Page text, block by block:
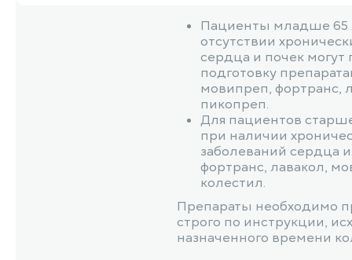
Пациенты младше 65
отсутствии
сердца и почек могут
подготовку
мовипреп, фортранс,
пикопреп.
Для пациентов
при наличии
заболеваний сердца
фортранс, лавакол,
колестил.
Препараты необходимо
строго по инструкции,
назначенного времени